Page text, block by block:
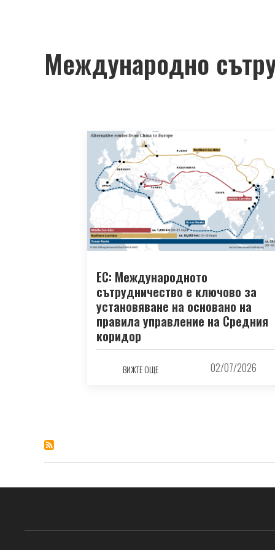
Международно
ЕС: Международното
сътрудничество е ключово за
установяване на основано на
правила управление на Средния
коридор
ВИЖТЕ ОЩЕ 02/07/2026